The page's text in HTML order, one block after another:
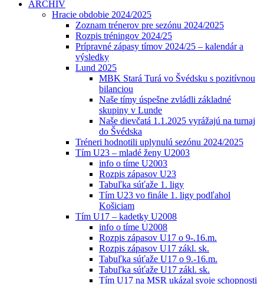
ARCHIV
Hracie obdobie 2024/2025
Zoznam trénerov pre sezónu 2024/2025
Rozpis tréningov 2024/25
Prípravné zápasy tímov 2024/25 – kalendár a
výsledky
Lund 2025
MBK Stará Turá vo Švédsku s pozitívnou
bilanciou
Naše tímy úspešne zvládli základné
skupiny v Lunde
Naše dievčatá 1.1.2025 vyrážajú na turnaj
do Švédska
Tréneri hodnotili uplynulú sezónu 2024/2025
Tím U23 – mladé ženy U2003
info o tíme U2003
Rozpis zápasov U23
Tabuľka súťaže 1. ligy
Tím U23 vo finále 1. ligy podľahol
Košiciam
Tím U17 – kadetky U2008
info o tíme U2008
Rozpis zápasov U17 o 9-.16.m.
Rozpis zápasov U17 zákl. sk.
Tabuľka súťaže U17 o 9.-16.m.
Tabuľka súťaže U17 zákl. sk.
Tím U17 na MSR ukázal svoje schopnosti